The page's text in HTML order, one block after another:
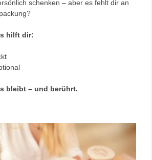
schenken – aber es fehlt dir an
hilft dir:
bleibt – und berührt.